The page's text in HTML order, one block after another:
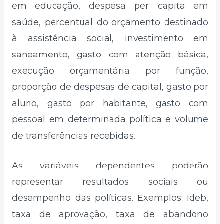
em educação, despesa per capita em
saúde, percentual do orçamento destinado
à assistência social, investimento em
saneamento, gasto com atenção básica,
execução orçamentária por função,
proporção de despesas de capital, gasto por
aluno, gasto por habitante, gasto com
pessoal em determinada política e volume
de transferências recebidas.
As variáveis dependentes poderão
representar resultados sociais ou
desempenho das políticas. Exemplos: Ideb,
taxa de aprovação, taxa de abandono